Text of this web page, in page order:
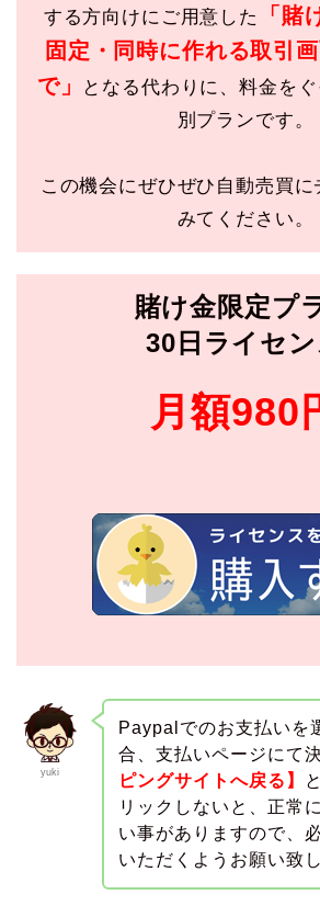
する方向けにご用意した
「賭
固定・同時に作れる取引
で」
となる代わりに、料金を
別プランです。
この機会にぜひぜひ自動売買に
みてください。
賭け金限定プ
30日ライセン
月額980
yuki
Paypalでのお支払いを
合、支払いページにて
ピングサイトへ戻る】
リックしないと、正常
い事がありますので、
いただくようお願い致